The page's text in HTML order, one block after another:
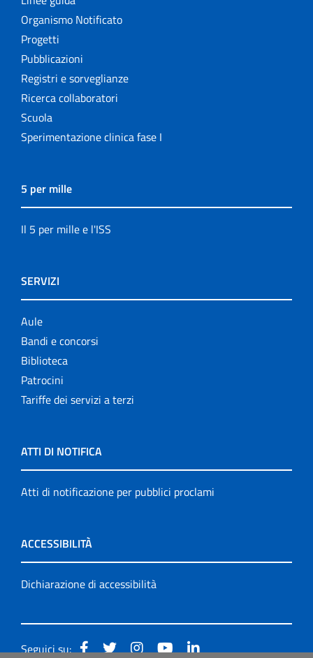
Organismo Notificato
Progetti
Pubblicazioni
Registri e sorveglianze
Ricerca collaboratori
Scuola
Sperimentazione clinica fase I
5 per mille
Il 5 per mille e l'ISS
SERVIZI
Aule
Bandi e concorsi
Biblioteca
Patrocini
Tariffe dei servizi a terzi
ATTI DI NOTIFICA
Atti di notificazione per pubblici proclami
ACCESSIBILITÀ
Dichiarazione di accessibilità
Seguici su: